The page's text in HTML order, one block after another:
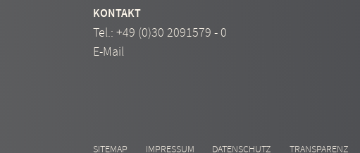
KONTAKT
Tel.: +49 (0)30 2091579 - 0
E-Mail
SITEMAP IMPRESSUM DATENSCHUTZ TRANSPARENZ